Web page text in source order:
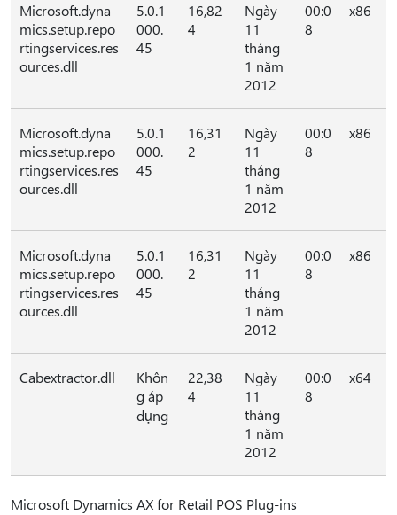
Microsoft.dyna
mics.setup.repo
rtingservices.res
ources.dll
5.0.1
000.
45
16,82
4
Ngày
11
tháng
1 năm
2012
00:0
8
x86
Microsoft.dyna
mics.setup.repo
rtingservices.res
ources.dll
5.0.1
000.
45
16,31
2
Ngày
11
tháng
1 năm
2012
00:0
8
x86
Microsoft.dyna
mics.setup.repo
rtingservices.res
ources.dll
5.0.1
000.
45
16,31
2
Ngày
11
tháng
1 năm
2012
00:0
8
x86
Cabextractor.dll
Khôn
g áp
dụng
22,38
4
Ngày
11
tháng
1 năm
2012
00:0
8
x64
Microsoft Dynamics AX for Retail POS Plug-ins